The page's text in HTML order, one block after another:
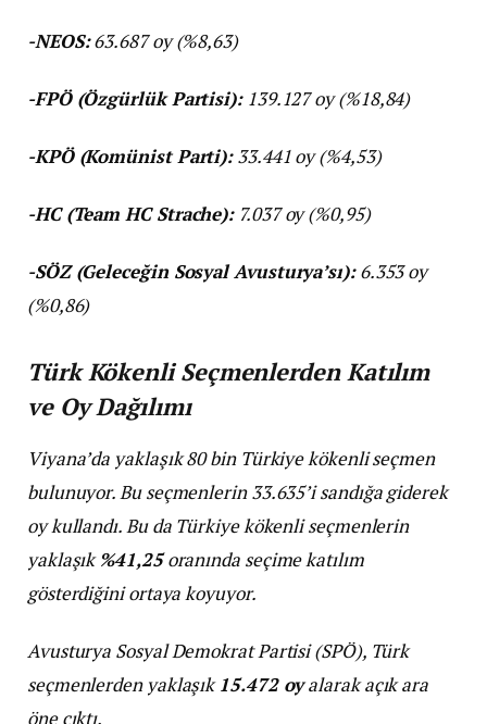
-NEOS:63.687 oy (%8,63)
-FPÖ (Özgürlük Partisi):139.127 oy (%18,84)
-KPÖ (Komünist Parti):33.441 oy (%4,53)
-HC (Team HC Strache):7.037 oy (%0,95)
-SÖZ (Geleceğin Sosyal Avusturya’sı):6.353 oy
(%0,86)
Türk Kökenli Seçmenlerden Katılım
ve Oy Dağılımı
Viyana’da yaklaşık 80 bin Türkiye kökenli seçmen
bulunuyor. Bu seçmenlerin 33.635’i sandığa giderek
oy kullandı. Bu da Türkiye kökenli seçmenlerin
yaklaşık%41,25oranında seçime katılım
gösterdiğini ortaya koyuyor.
Avusturya Sosyal Demokrat Partisi (SPÖ), Türk
seçmenlerden yaklaşık15.472 oyalarak açık ara
öne çıktı.